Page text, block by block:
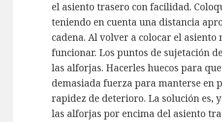
el asiento trasero con facilidad.
teniendo en cuenta una distancia
cadena. Al volver a colocar el asiento
funcionar. Los puntos de sujetación
las alforjas. Hacerles huecos para
demasiada fuerza para manterse en
rapidez de deterioro. La solución es,
las alforjas por encima del asiento